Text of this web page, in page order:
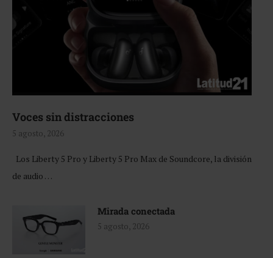
Voces sin distracciones
5 agosto, 2026
Los Liberty 5 Pro y Liberty 5 Pro Max de Soundcore, la división
de audio …
Mirada conectada
5 agosto, 2026